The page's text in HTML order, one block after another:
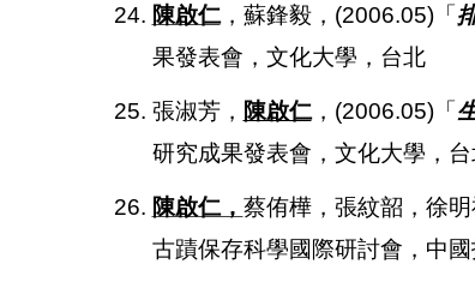
24. 陳啟仁，蘇鋒毅，(2006.05)「
果發表會，文化大學，台北
25. 張淑芳， 陳啟仁，(2006.05)「
研究成果發表會，文化大學，
26. 陳啟仁， 蔡侑樺，張紋韶，徐
古蹟保存科學國際研討會，中